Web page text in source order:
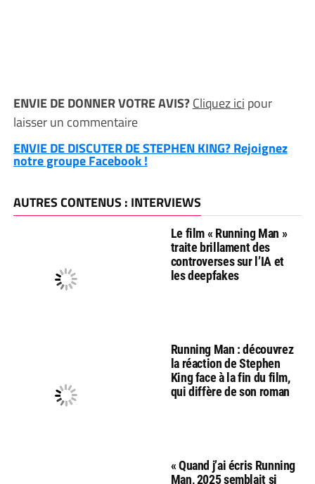
ENVIE DE DONNER VOTRE AVIS?Cliquez ici pour
laisser un commentaire
ENVIE DE DISCUTER DE STEPHEN KING? Rejoignez
notre groupe Facebook !
AUTRES CONTENUS : INTERVIEWS
Le film « Running Man »
traite brillament des
controverses sur l’IA et
les deepfakes
Running Man : découvrez
la réaction de Stephen
King face à la fin du film,
qui diffère de son roman
« Quand j’ai écris Running
Man, 2025 semblait si